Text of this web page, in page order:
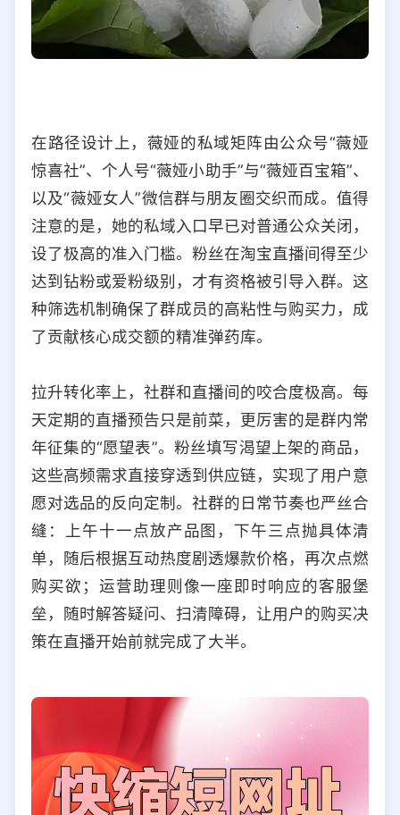
在路径设计上，薇娅的私域矩阵由公众号“薇娅
惊喜社”、个人号“薇娅小助手”与“薇娅百宝箱”、
以及“薇娅女人”微信群与朋友圈交织而成。值得
注意的是，她的私域入口早已对普通公众关闭，
设了极高的准入门槛。粉丝在淘宝直播间得至少
达到钻粉或爱粉级别，才有资格被引导入群。这
种筛选机制确保了群成员的高粘性与购买力，成
了贡献核心成交额的精准弹药库。
拉升转化率上，社群和直播间的咬合度极高。每
天定期的直播预告只是前菜，更厉害的是群内常
年征集的“愿望表”。粉丝填写渴望上架的商品，
这些高频需求直接穿透到供应链，实现了用户意
愿对选品的反向定制。社群的日常节奏也严丝合
缝：上午十一点放产品图，下午三点抛具体清
单，随后根据互动热度剧透爆款价格，再次点燃
购买欲；运营助理则像一座即时响应的客服堡
垒，随时解答疑问、扫清障碍，让用户的购买决
策在直播开始前就完成了大半。